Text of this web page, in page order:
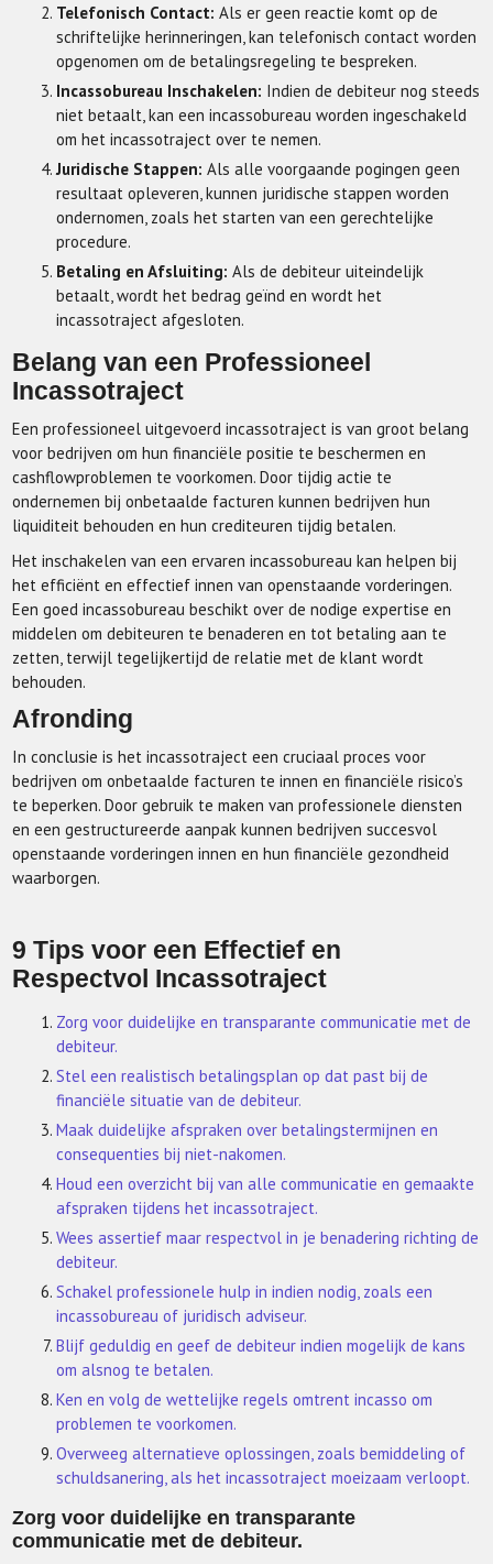
Telefonisch Contact: Als er geen reactie komt op de
schriftelijke herinneringen, kan telefonisch contact worden
opgenomen om de betalingsregeling te bespreken.
Incassobureau Inschakelen: Indien de debiteur nog steeds
niet betaalt, kan een incassobureau worden ingeschakeld
om het incassotraject over te nemen.
Juridische Stappen: Als alle voorgaande pogingen geen
resultaat opleveren, kunnen juridische stappen worden
ondernomen, zoals het starten van een gerechtelijke
procedure.
Betaling en Afsluiting: Als de debiteur uiteindelijk
betaalt, wordt het bedrag geïnd en wordt het
incassotraject afgesloten.
Belang van een Professioneel
Incassotraject
Een professioneel uitgevoerd incassotraject is van groot belang
voor bedrijven om hun financiële positie te beschermen en
cashflowproblemen te voorkomen. Door tijdig actie te
ondernemen bij onbetaalde facturen kunnen bedrijven hun
liquiditeit behouden en hun crediteuren tijdig betalen.
Het inschakelen van een ervaren incassobureau kan helpen bij
het efficiënt en effectief innen van openstaande vorderingen.
Een goed incassobureau beschikt over de nodige expertise en
middelen om debiteuren te benaderen en tot betaling aan te
zetten, terwijl tegelijkertijd de relatie met de klant wordt
behouden.
Afronding
In conclusie is het incassotraject een cruciaal proces voor
bedrijven om onbetaalde facturen te innen en financiële risico’s
te beperken. Door gebruik te maken van professionele diensten
en een gestructureerde aanpak kunnen bedrijven succesvol
openstaande vorderingen innen en hun financiële gezondheid
waarborgen.
9 Tips voor een Effectief en
Respectvol Incassotraject
Zorg voor duidelijke en transparante communicatie met de
debiteur.
Stel een realistisch betalingsplan op dat past bij de
financiële situatie van de debiteur.
Maak duidelijke afspraken over betalingstermijnen en
consequenties bij niet-nakomen.
Houd een overzicht bij van alle communicatie en gemaakte
afspraken tijdens het incassotraject.
Wees assertief maar respectvol in je benadering richting de
debiteur.
Schakel professionele hulp in indien nodig, zoals een
incassobureau of juridisch adviseur.
Blijf geduldig en geef de debiteur indien mogelijk de kans
om alsnog te betalen.
Ken en volg de wettelijke regels omtrent incasso om
problemen te voorkomen.
Overweeg alternatieve oplossingen, zoals bemiddeling of
schuldsanering, als het incassotraject moeizaam verloopt.
Zorg voor duidelijke en transparante
communicatie met de debiteur.